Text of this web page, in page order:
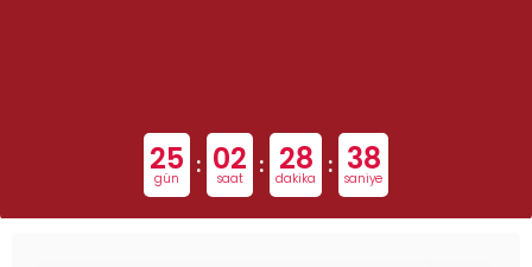
25
gün : 02
saat : 28
dakika : 37
saniye